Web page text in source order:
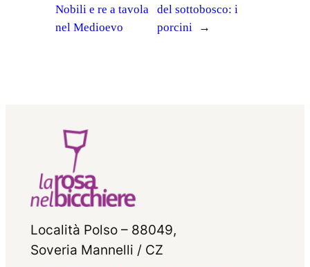
Nobili e re a tavola
nel Medioevo
del sottobosco: i
porcini
→
Località Polso – 88049,
Soveria Mannelli / CZ